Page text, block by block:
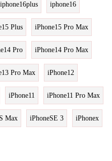
iphone16plus iphone16
Plus iPhone15 Pro Max
Pro iPhone14 Pro Max
Pro Max iPhone12
iPhone11 iPhone11 Pro Max
Max iPhoneSE 3 iPhonex